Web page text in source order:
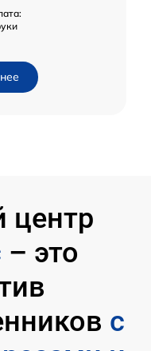
центр
– это
с